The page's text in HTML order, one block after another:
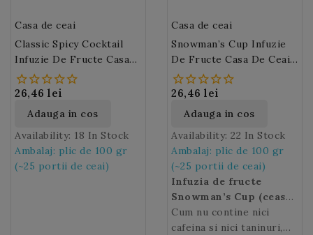
Casa de ceai
Classic Spicy Cocktail
Infuzie De Fructe Casa
De Ceai (M71)
26,46 lei
Adauga in cos
Availability: 18 In Stock
Ambalaj: plic de 100 gr
(~25 portii de ceai)
Casa de ceai
Snowman’s Cup Infuzie
De Fructe Casa De Ceai
(M168)
26,46 lei
Adauga in cos
Availability: 22 In Stock
Ambalaj: plic de 100 gr
(~25 portii de ceai)
Infuzia de fructe
Snowman’s Cup (ceasca
omului de zapada)
baza de macese si
Cum nu contine nici
cafeina si nici taninuri,